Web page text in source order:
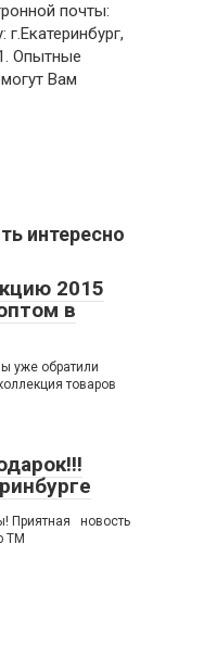
почты:
г.Екатеринбург,
Опытные
Вам
интересно
2015
в
уже обратили
товаров
Приятная новость
ТМ